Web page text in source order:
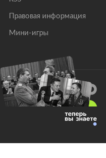
Правовая информация
Мини-игры
защищены.